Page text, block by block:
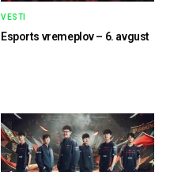
VESTI
Esports vremeplov – 6. avgust